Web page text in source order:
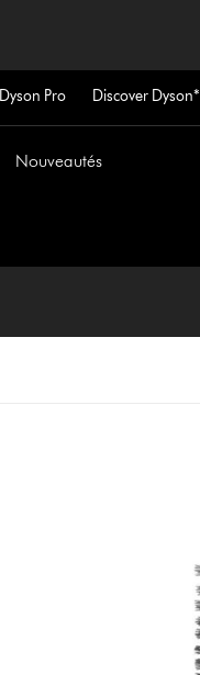
Dyson Pro Discover Dyson*
Nouveautés